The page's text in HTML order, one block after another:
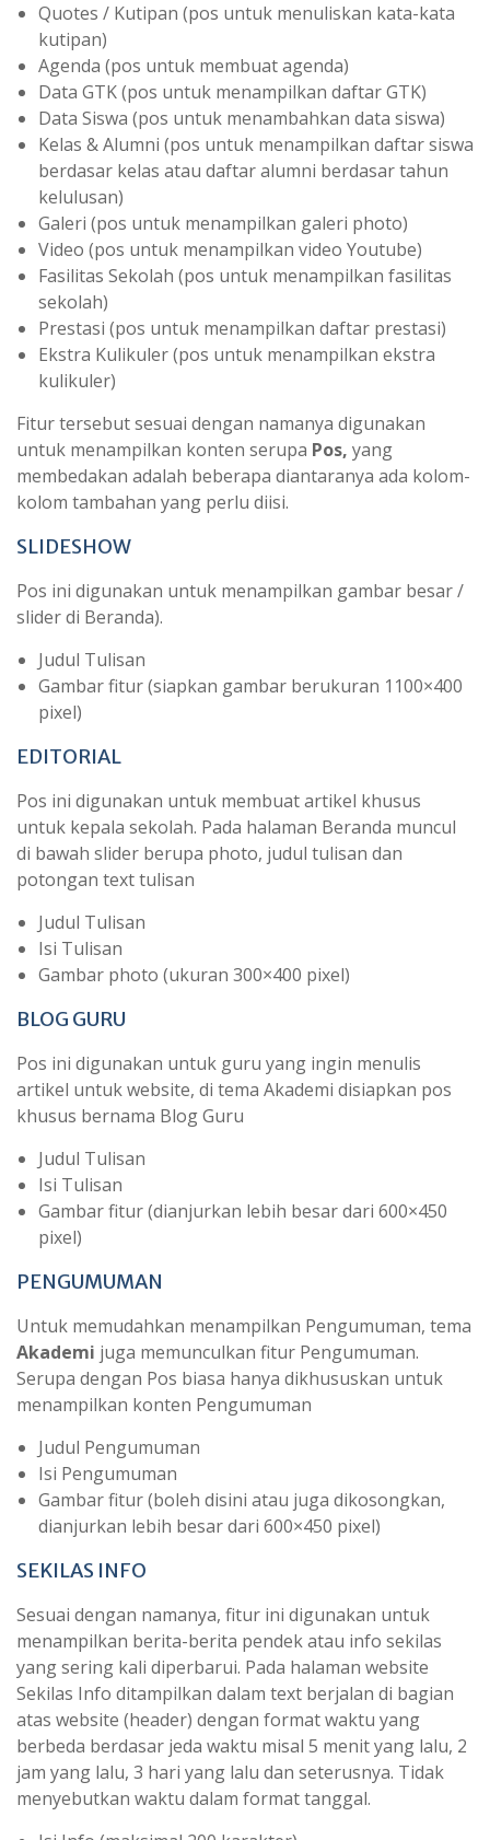
Quotes / Kutipan (pos untuk menuliskan kata-kata
kutipan)
Agenda (pos untuk membuat agenda)
Data GTK (pos untuk menampilkan daftar GTK)
Data Siswa (pos untuk menambahkan data siswa)
Kelas & Alumni (pos untuk menampilkan daftar siswa
berdasar kelas atau daftar alumni berdasar tahun
kelulusan)
Galeri (pos untuk menampilkan galeri photo)
Video (pos untuk menampilkan video Youtube)
Fasilitas Sekolah (pos untuk menampilkan fasilitas
sekolah)
Prestasi (pos untuk menampilkan daftar prestasi)
Ekstra Kulikuler (pos untuk menampilkan ekstra
kulikuler)
Fitur tersebut sesuai dengan namanya digunakan
untuk menampilkan konten serupa Pos, yang
membedakan adalah beberapa diantaranya ada kolom-
kolom tambahan yang perlu diisi.
SLIDESHOW
Pos ini digunakan untuk menampilkan gambar besar /
slider di Beranda).
Judul Tulisan
Gambar fitur (siapkan gambar berukuran 1100×400
pixel)
EDITORIAL
Pos ini digunakan untuk membuat artikel khusus
untuk kepala sekolah. Pada halaman Beranda muncul
di bawah slider berupa photo, judul tulisan dan
potongan text tulisan
Judul Tulisan
Isi Tulisan
Gambar photo (ukuran 300×400 pixel)
BLOG GURU
Pos ini digunakan untuk guru yang ingin menulis
artikel untuk website, di tema Akademi disiapkan pos
khusus bernama Blog Guru
Judul Tulisan
Isi Tulisan
Gambar fitur (dianjurkan lebih besar dari 600×450
pixel)
PENGUMUMAN
Untuk memudahkan menampilkan Pengumuman, tema
Akademi juga memunculkan fitur Pengumuman.
Serupa dengan Pos biasa hanya dikhususkan untuk
menampilkan konten Pengumuman
Judul Pengumuman
Isi Pengumuman
Gambar fitur (boleh disini atau juga dikosongkan,
dianjurkan lebih besar dari 600×450 pixel)
SEKILAS INFO
Sesuai dengan namanya, fitur ini digunakan untuk
menampilkan berita-berita pendek atau info sekilas
yang sering kali diperbarui. Pada halaman website
Sekilas Info ditampilkan dalam text berjalan di bagian
atas website (header) dengan format waktu yang
berbeda berdasar jeda waktu misal 5 menit yang lalu, 2
jam yang lalu, 3 hari yang lalu dan seterusnya. Tidak
menyebutkan waktu dalam format tanggal.